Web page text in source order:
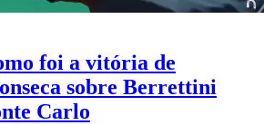
foi a vitória de
sobre Berrettini
Carlo